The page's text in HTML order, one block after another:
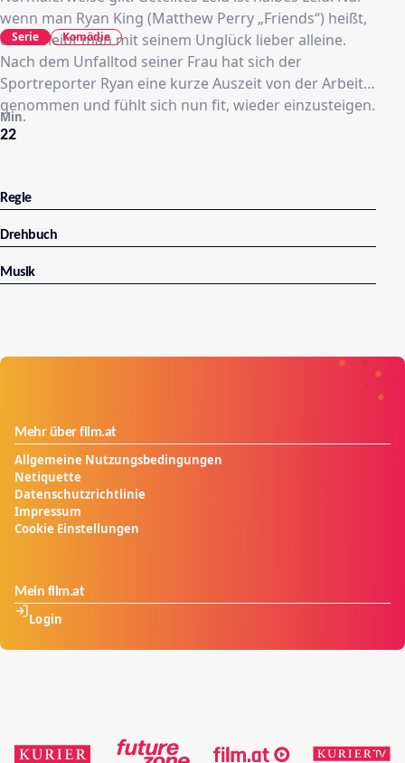
wenn man Ryan King (Matthew Perry „Friends“) heißt,
dann bleibt man mit seinem Unglück lieber alleine.
Nach dem Unfalltod seiner Frau hat sich der
Sportreporter Ryan eine kurze Auszeit von der Arbeit
genommen und fühlt sich nun fit, wieder einzusteigen.
22
Min.
Serie Komödie
Regie
Drehbuch
Musik
Mehr über film.at
Allgemeine Nutzungsbedingungen
Netiquette
Datenschutzrichtlinie
Impressum
Cookie Einstellungen
Mein film.at
Login